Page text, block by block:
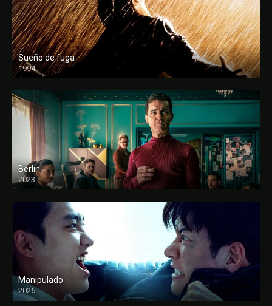
Sueño de fuga
1994
FULL HD
Berlín
2023
Manipulado
2025